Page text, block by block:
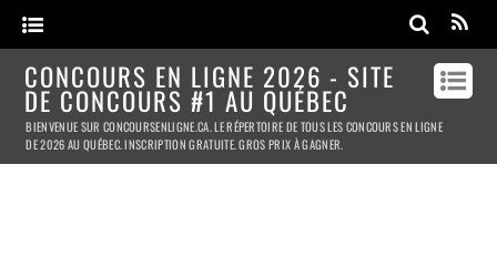
CONCOURS EN LIGNE 2026 - SITE
DE CONCOURS #1 AU QUÉBEC
BIENVENUE SUR CONCOURSENLIGNE.CA. LE RÉPERTOIRE DE TOUS LES CONCOURS EN LIGNE
DE 2026 AU QUÉBEC. INSCRIPTION GRATUITE. GROS PRIX À GAGNER.